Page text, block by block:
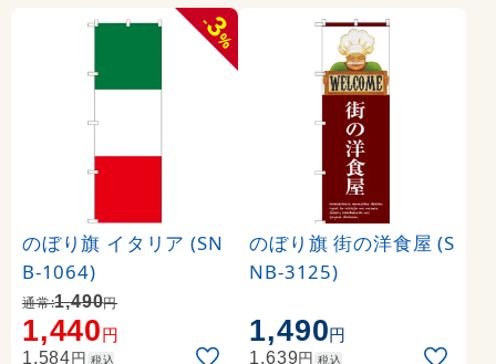
-
3
%
のぼり旗 イタリア (SN
B-1064)
通常:1,490円
1,440円
1,584円 税込
のぼり旗 街の洋食屋 (S
NB-3125)
1,490円
1,639円 税込